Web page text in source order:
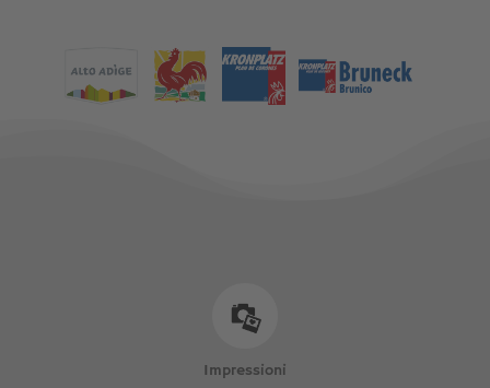
Impressioni